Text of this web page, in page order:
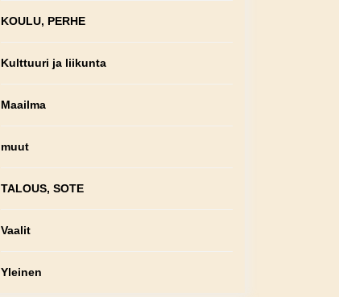
KOULU, PERHE
Kulttuuri ja liikunta
Maailma
muut
TALOUS, SOTE
Vaalit
Yleinen